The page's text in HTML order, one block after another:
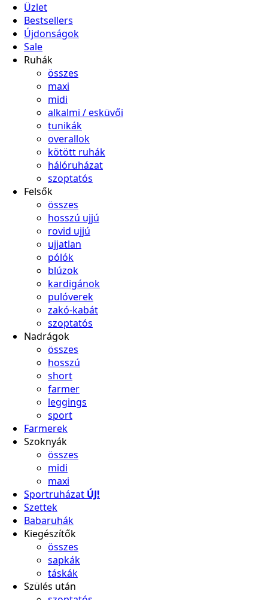
Üzlet
Bestsellers
Újdonságok
Sale
Ruhák
összes
maxi
midi
alkalmi / esküvői
tunikák
overallok
kötött ruhák
hálóruházat
szoptatós
Felsők
összes
hosszú ujjú
rovid ujjú
ujjatlan
pólók
blúzok
kardigánok
pulóverek
zakó-kabát
szoptatós
Nadrágok
összes
hosszú
short
farmer
leggings
sport
Farmerek
Szoknyák
összes
midi
maxi
Sportruházat ÚJ!
Szettek
Babaruhák
Kiegészítők
összes
sapkák
táskák
Szülés után